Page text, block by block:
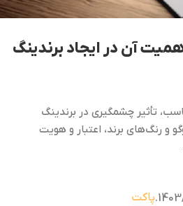
آن در ایجاد برندینگ
تأثیر چشمگیری در برندینگ
و رنگ‌های برند، اعتبار و هویت
.پاکت